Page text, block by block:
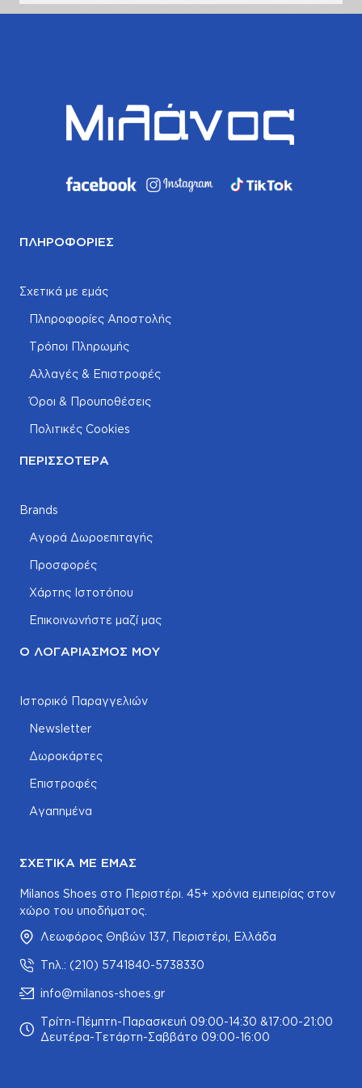
ΠΛΗΡΟΦΟΡΊΕΣ
Σχετικά με εμάς
Πληροφορίες Αποστολής
Τρόποι Πληρωμής
Αλλαγές & Επιστροφές
Όροι & Προυποθέσεις
Πολιτικές Cookies
ΠΕΡΙΣΣΌΤΕΡΑ
Brands
Αγορά Δωροεπιταγής
Προσφορές
Χάρτης Ιστοτόπου
Επικοινωνήστε μαζί μας
Ο ΛΟΓΑΡΙΑΣΜΌΣ ΜΟΥ
Ιστορικό Παραγγελιών
Newsletter
Δωροκάρτες
Επιστροφές
Αγαπημένα
ΣΧΕΤΙΚΆ ΜΕ ΕΜΆΣ
Milanos Shoes στο Περιστέρι. 45+ χρόνια εμπειρίας στον
χώρο του υποδήματος.
Λεωφόρος Θηβών 137, Περιστέρι, Ελλάδα
Τηλ.: (210) 5741840-5738330
info@milanos-shoes.gr
Τρίτη-Πέμπτη-Παρασκευή 09:00-14:30 &17:00-21:00
Δευτέρα-Τετάρτη-Σαββάτο 09:00-16:00